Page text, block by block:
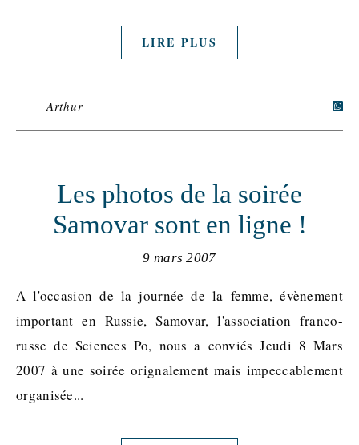
LIRE PLUS
Arthur
Les photos de la soirée
Samovar sont en ligne !
9 mars 2007
A l'occasion de la journée de la femme, évènement
important en Russie, Samovar, l'association franco-
russe de Sciences Po, nous a conviés Jeudi 8 Mars
2007 à une soirée orignalement mais impeccablement
organisée...